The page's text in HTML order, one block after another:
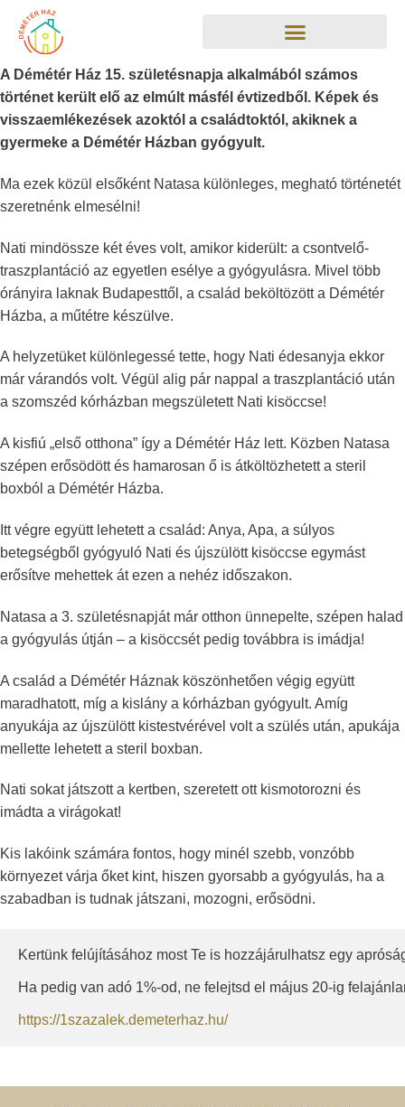
A Démétér Ház 15. születésnapja alkalmából számos
történet került elő az elmúlt másfél évtizedből. Képek és
visszaemlékezések azoktól a családtoktól, akiknek a
gyermeke a Démétér Házban gyógyult.
Ma ezek közül elsőként Natasa különleges, megható történetét
szeretnénk elmesélni!
Nati mindössze két éves volt, amikor kiderült: a csontvelő-
traszplantáció az egyetlen esélye a gyógyulásra. Mivel több
órányira laknak Budapesttől, a család beköltözött a Démétér
Házba, a műtétre készülve.
A helyzetüket különlegessé tette, hogy Nati édesanyja ekkor
már várandós volt. Végül alig pár nappal a traszplantáció után
a szomszéd kórházban megszületett Nati kisöccse!
A kisfiú „első otthona” így a Démétér Ház lett. Közben Natasa
szépen erősödött és hamarosan ő is átköltözhetett a steril
boxból a Démétér Házba.
Itt végre együtt lehetett a család: Anya, Apa, a súlyos
betegségből gyógyuló Nati és újszülött kisöccse egymást
erősítve mehettek át ezen a nehéz időszakon.
Natasa a 3. születésnapját már otthon ünnepelte, szépen halad
a gyógyulás útján – a kisöccsét pedig továbbra is imádja!
A család a Démétér Háznak köszönhetően végig együtt
maradhatott, míg a kislány a kórházban gyógyult. Amíg
anyukája az újszülött kistestvérével volt a szülés után, apukája
mellette lehetett a steril boxban.
Nati sokat játszott a kertben, szeretett ott kismotorozni és
imádta a virágokat!
Kis lakóink számára fontos, hogy minél szebb, vonzóbb
környezet várja őket kint, hiszen gyorsabb a gyógyulás, ha a
szabadban is tudnak játszani, mozogni, erősödni.
Kertünk felújításához most Te is hozzájárulhatsz egy
Ha pedig van adó 1%-od, ne felejtsd el május 20-ig
https://1szazalek.demeterhaz.hu/